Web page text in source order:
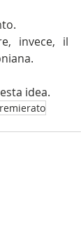
invece, il
idea.